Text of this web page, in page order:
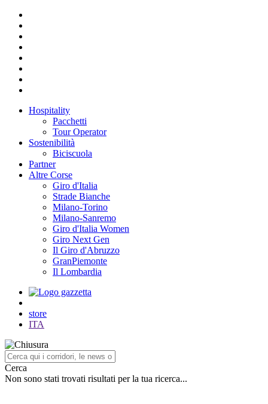
Hospitality
Pacchetti
Tour Operator
Sostenibilità
Biciscuola
Partner
Altre Corse
Giro d'Italia
Strade Bianche
Milano-Torino
Milano-Sanremo
Giro d'Italia Women
Giro Next Gen
Il Giro d'Abruzzo
GranPiemonte
Il Lombardia
store
ITA
Cerca
Non sono stati trovati risultati per la tua ricerca...